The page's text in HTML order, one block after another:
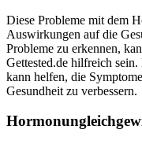
Diese Probleme mit dem
Auswirkungen auf die
Probleme zu erkennen,
Gettested.de hilfreich
kann helfen, die
Gesundheit zu verbessern.